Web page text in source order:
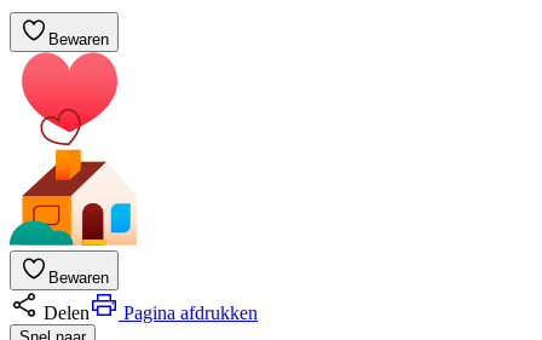
Bewaren
Bewaren
Delen Pagina afdrukken